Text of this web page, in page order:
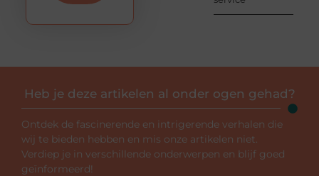
Heb je deze artikelen al onder ogen gehad?
Ontdek de fascinerende en intrigerende verhalen die
wij te bieden hebben en mis onze artikelen niet.
Verdiep je in verschillende onderwerpen en blijf goed
geïnformeerd!